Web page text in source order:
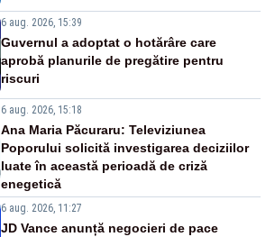
6 aug. 2026, 15:39
Guvernul a adoptat o hotărâre care
aprobă planurile de pregătire pentru
riscuri
6 aug. 2026, 15:18
Ana Maria Păcuraru: Televiziunea
Poporului solicită investigarea deciziilor
luate în această perioadă de criză
enegetică
6 aug. 2026, 11:27
JD Vance anunță negocieri de pace